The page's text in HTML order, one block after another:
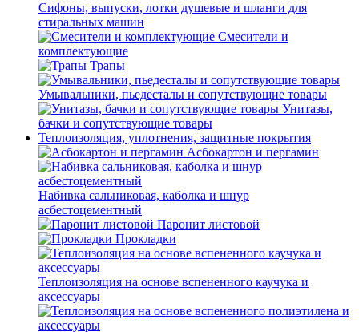
Сифоны, выпуски, лотки душевые и шланги для
стиральных машин
Смесители и
комплектующие
Трапы
Умывальники, пьедесталы и сопутствующие товары
Унитазы,
бачки и сопутствующие товары
Теплоизоляция, уплотнения, защитные покрытия
Асбокартон и пергамин
Набивка сальниковая, каболка и шнур
асбестоцементный
Паронит листовой
Прокладки
Теплоизоляция на основе вспененного каучука и
аксессуары